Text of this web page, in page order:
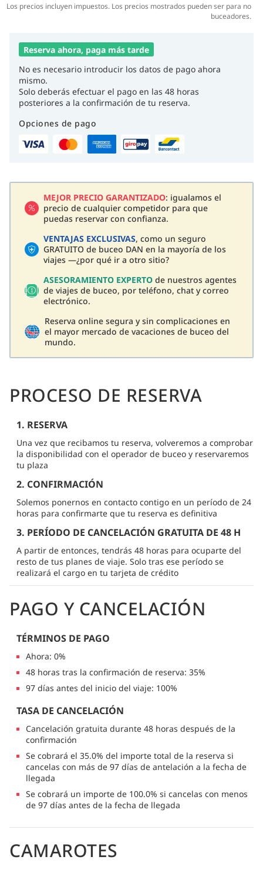
Los precios incluyen impuestos. Los precios mostrados pueden ser para no
buceadores.
Reserva ahora, paga más tarde
No es necesario introducir los datos de pago ahora
mismo.
Solo deberás efectuar el pago en las 48 horas
posteriores a la confirmación de tu reserva.
Opciones de pago
MEJOR PRECIO GARANTIZADO: igualamos el
precio de cualquier competidor para que
puedas reservar con confianza.
VENTAJAS EXCLUSIVAS, como un seguro
GRATUITO de buceo DAN en la mayoría de los
viajes —¿por qué ir a otro sitio?
ASESORAMIENTO EXPERTO de nuestros agentes
de viajes de buceo, por teléfono, chat y correo
electrónico.
Reserva online segura y sin complicaciones en
el mayor mercado de vacaciones de buceo del
mundo.
PROCESO DE RESERVA
1. RESERVA
Una vez que recibamos tu reserva, volveremos a comprobar
la disponibilidad con el operador de buceo y reservaremos
tu plaza
2. CONFIRMACIÓN
Solemos ponernos en contacto contigo en un período de 24
horas para confirmarte que tu reserva es definitiva
3. PERÍODO DE CANCELACIÓN GRATUITA DE 48 H
A partir de entonces, tendrás 48 horas para ocuparte del
resto de tus planes de viaje. Solo tras ese período se
realizará el cargo en tu tarjeta de crédito
PAGO Y CANCELACIÓN
TÉRMINOS DE PAGO
Ahora: 0%
48 horas tras la confirmación de reserva: 35%
97 días antes del inicio del viaje: 100%
TASA DE CANCELACIÓN
Cancelación gratuita durante 48 horas después de la
confirmación
Se cobrará el 35.0% del importe total de la reserva si
cancelas con más de 97 días de antelación a la fecha de
llegada
Se cobrará un importe de 100.0% si cancelas con menos
de 97 días antes de la fecha de llegada
CAMAROTES